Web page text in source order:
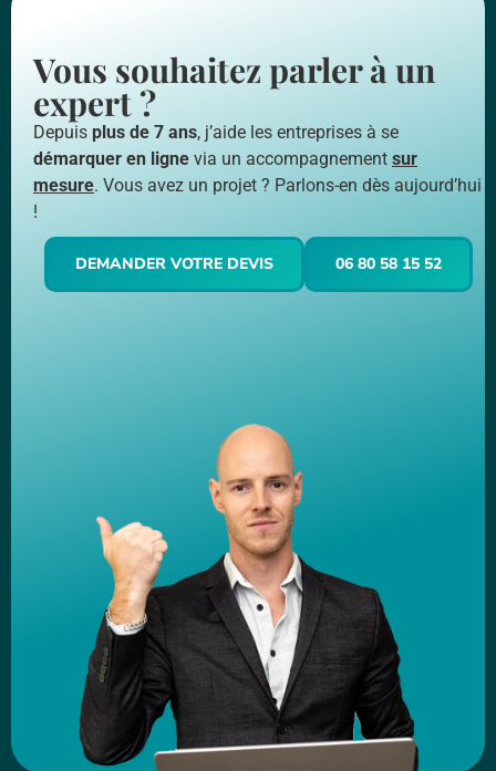
Vous souhaitez parler à un
expert ?
Depuis plus de 7 ans, j’aide les entreprises à se
démarquer en ligne via un accompagnement sur
mesure. Vous avez un projet ? Parlons-en dès aujourd’hui
!
DEMANDER VOTRE DEVIS 06 80 58 15 52